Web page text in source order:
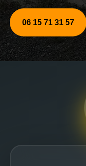
06 15 71 31 57